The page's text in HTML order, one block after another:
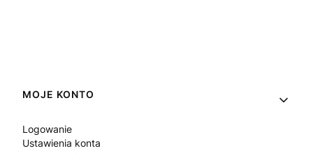
Linki w stopce
MOJE KONTO
Logowanie
Ustawienia konta